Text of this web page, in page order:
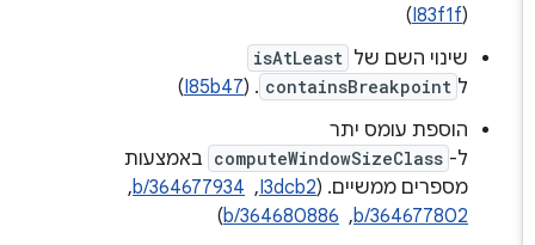
I83f1f
)
שינוי השם של isAtLeast
containsBreakpoint
. (
I85b47
)
הוספת עומס יתר
ל- computeWindowSizeClass באמצעות
מספרים ממשיים. (I3dcb2
, ‏
b/364677934
, ‏
b/364677802
, ‏
b/364680886
)